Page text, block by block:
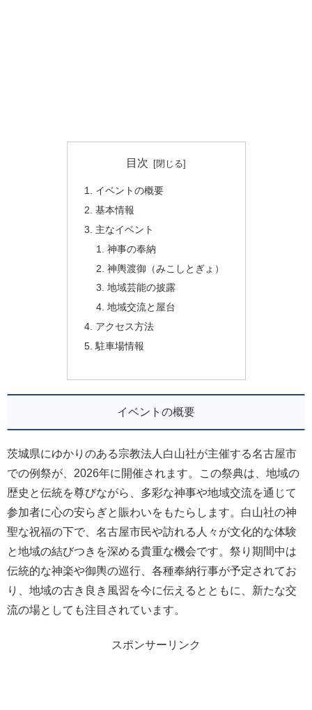
目次
イベントの概要
基本情報
主なイベント
神事の奉納
神輿渡御（みこしとぎょ）
地域芸能の披露
地域交流と屋台
アクセス方法
駐車場情報
イベントの概要
茨城県にゆかりのある宗教法人白山社が主催する名古屋市
での例祭が、2026年に開催されます。この祭典は、地域の
歴史と伝統を尊びながら、多彩な神事や地域交流を通じて
参加者に心の安らぎと賑わいをもたらします。白山社の神
聖な祝福の下で、名古屋市民や訪れる人々が文化的な体験
と地域の結びつきを深める貴重な機会です。祭り期間中は
伝統的な神楽や御輿の巡行、各種奉納行事が予定されてお
り、地域の古き良き風習を今に伝えるとともに、新たな交
流の場としても注目されています。
スポンサーリンク